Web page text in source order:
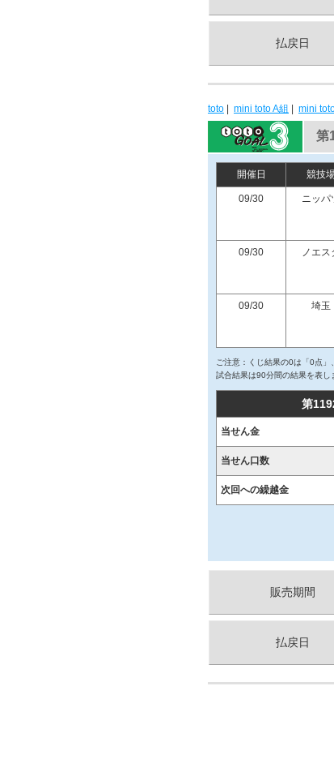
払戻日
toto mini toto A組 mini
第
開催日 競技
09/30 ニッパ
09/30 ノエス
09/30 埼玉
ご注意：くじ結果の0は「0点
試合結果は90分間の結果を表し
第
当せん金
当せん口数
次回への繰越金
販売期間
払戻日